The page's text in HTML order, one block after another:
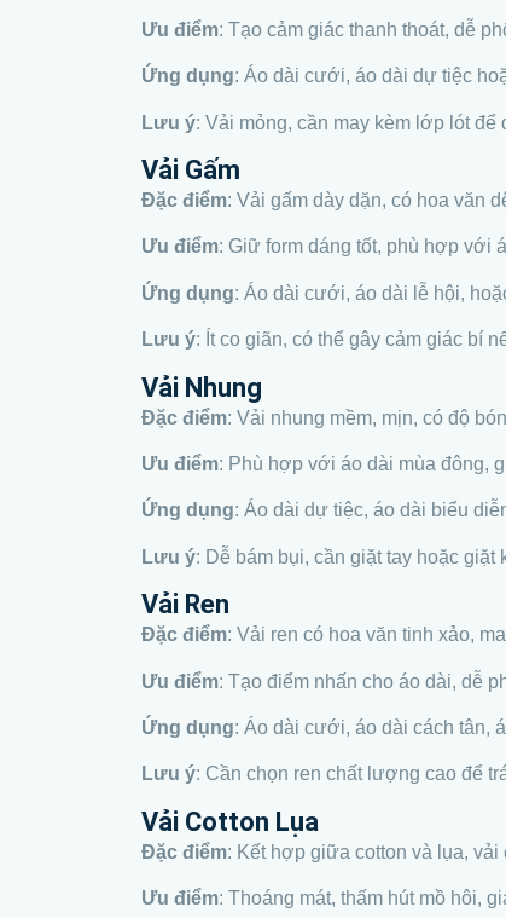
Ưu điểm: Tạo cảm giác thanh thoát, dễ
Ứng dụng: Áo dài cưới, áo dài dự tiệc
Lưu ý: Vải mỏng, cần may kèm lớp lót để
Vải Gấm
Đặc điểm: Vải gấm dày dặn, có hoa văn
Ưu điểm: Giữ form dáng tốt, phù hợp với
Ứng dụng: Áo dài cưới, áo dài lễ hội,
Lưu ý: Ít co giãn, có thể gây cảm giác bí
Vải Nhung
Đặc điểm: Vải nhung mềm, mịn, có độ
Ưu điểm: Phù hợp với áo dài mùa đông,
Ứng dụng: Áo dài dự tiệc, áo dài biểu
Lưu ý: Dễ bám bụi, cần giặt tay hoặc
Vải Ren
Đặc điểm: Vải ren có hoa văn tinh xảo,
Ưu điểm: Tạo điểm nhấn cho áo dài, dễ
Ứng dụng: Áo dài cưới, áo dài cách tân,
Lưu ý: Cần chọn ren chất lượng cao để
Vải Cotton Lụa
Đặc điểm: Kết hợp giữa cotton và lụa, vải
Ưu điểm: Thoáng mát, thấm hút mồ hôi,